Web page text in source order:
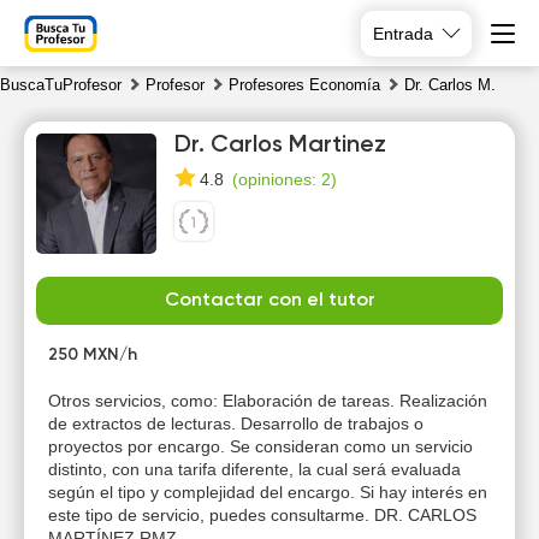
Entrada
BuscaTuProfesor Profesor Profesores Economía Dr. Carlos M.
Dr. Carlos Martinez
4.8 (opiniones: 2)
Contactar con el tutor
250 MXN/h
Otros servicios, como: Elaboración de tareas. Realización
de extractos de lecturas. Desarrollo de trabajos o
proyectos por encargo. Se consideran como un servicio
distinto, con una tarifa diferente, la cual será evaluada
según el tipo y complejidad del encargo. Si hay interés en
este tipo de servicio, puedes consultarme. DR. CARLOS
Fr
7
Sa
8
9
13:00
13:30
14:00
10:30
11:00
11:30
11:00
11:30